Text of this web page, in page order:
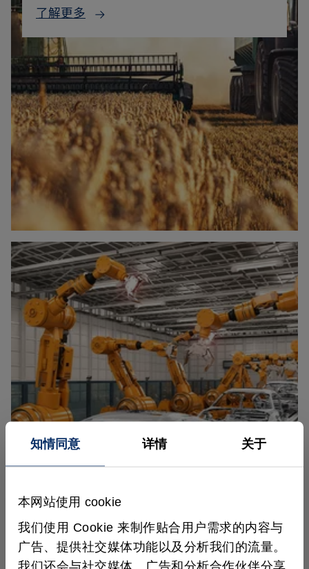
知情同意 详情 关于
本网站使用 cookie
我们使用 Cookie 来制作贴合用户需求的内容与
广告、提供社交媒体功能以及分析我们的流量。
我们还会与社交媒体、广告和分析合作伙伴分享
了解更多
汽车与机器人技术
灵活的自动化、精确的机器人引导以及高质
量的制造。
了解更多